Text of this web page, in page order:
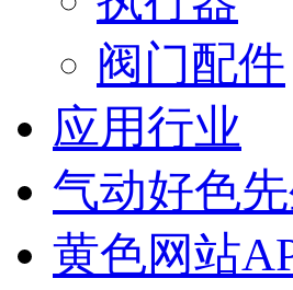
阀门配件
应用行业
气动好色
黄色网站